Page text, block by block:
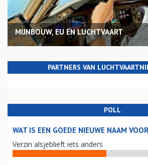
MIJNBOUW, EU EN LUCHTVAART
PARTNERS VAN
POLL
WAT IS EEN GOEDE NIEUWE NAAM
Verzin alsjeblieft iets anders